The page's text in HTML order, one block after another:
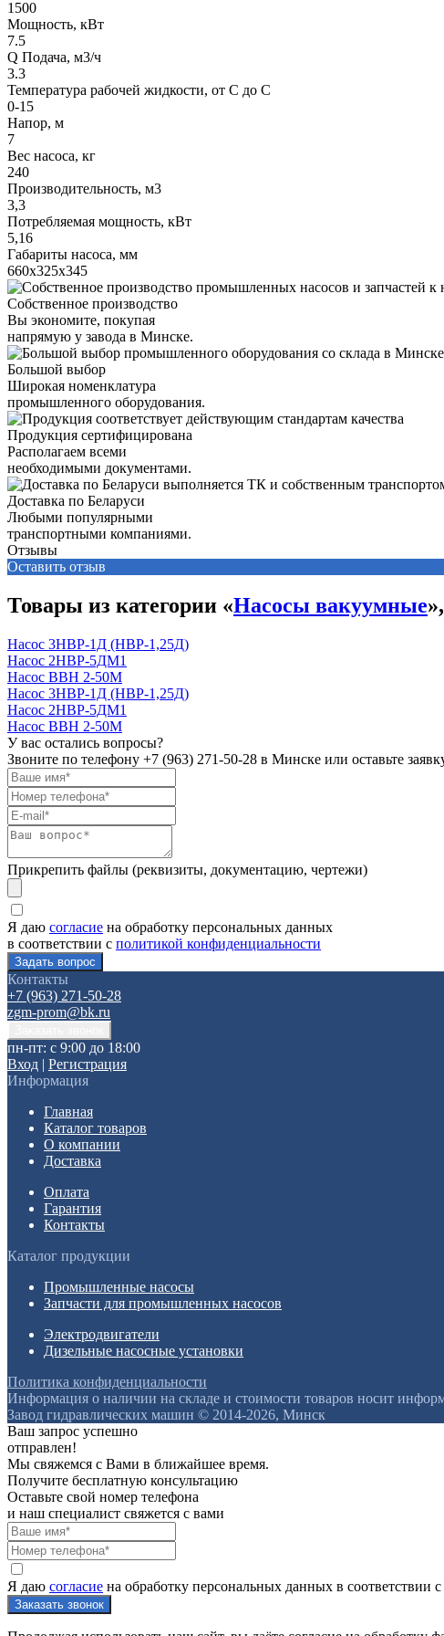
1500
Мощность, кВт
7.5
Q Подача, м3/ч
3.3
Температура рабочей жидкости, от С до С
0-15
Напор, м
7
Вес насоса, кг
240
Производительность, м3
3,3
Потребляемая мощность, кВт
5,16
Габариты насоса, мм
660х325х345
Собственное производство
Вы экономите, покупая
напрямую у завода в Минске.
Большой выбор
Широкая номенклатура
промышленного оборудования.
Продукция сертифицирована
Располагаем всеми
необходимыми документами.
Доставка по Беларуси
Любыми популярными
транспортными компаниями.
Отзывы
Оставить отзыв
Товары из категории «Насосы вакуумные
Насос 3НВР-1Д (НВР-1,25Д)
Насос 2НВР-5ДМ1
Насос ВВН 2-50М
Насос 3НВР-1Д (НВР-1,25Д)
Насос 2НВР-5ДМ1
Насос ВВН 2-50М
У вас остались вопросы?
Звоните по телефону +7 (963) 271-50-28 в Минске или оставьте
Прикрепить файлы (реквизиты, документацию, чертежи)
Я даю согласие на обработку персональных данных
в соответствии с политикой конфиденциальности
Контакты
+7 (963) 271-50-28
zgm-prom@bk.ru
пн-пт: с 9:00 до 18:00
Вход | Регистрация
Информация
Главная
Каталог товаров
О компании
Доставка
Оплата
Гарантия
Контакты
Каталог продукции
Промышленные насосы
Запчасти для промышленных насосов
Электродвигатели
Дизельные насосные установки
Политика конфиденциальности
Информация о наличии на складе и стоимости товаров носит
Завод гидравлических машин © 2014-2026, Минск
Ваш запрос успешно
отправлен!
Мы свяжемся с Вами в ближайшее время.
Получите бесплатную консультацию
Оставьте свой номер телефона
и наш специалист свяжется с вами
Я даю согласие на обработку персональных данных в соответствии с